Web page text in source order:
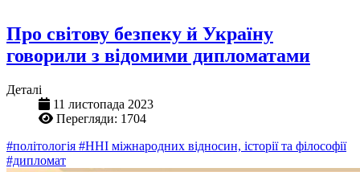
Про світову безпеку й Україну
говорили з відомими дипломатами
Деталі
11 листопада 2023
Перегляди: 1704
#політологія #ННІ міжнародних відносин, історії та філософії
#дипломат